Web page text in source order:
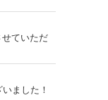
ていただ
ました！